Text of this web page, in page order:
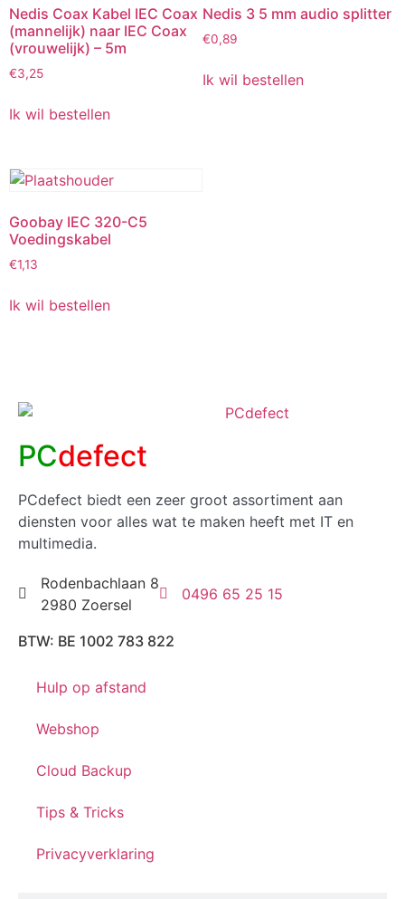
Nedis Coax Kabel IEC Coax
(mannelijk) naar IEC Coax
(vrouwelijk) – 5m
€3,25
Ik wil bestellen
Nedis 3 5 mm audio splitter
€0,89
Ik wil bestellen
Goobay IEC 320-C5
Voedingskabel
€1,13
Ik wil bestellen
PCdefect
PCdefect biedt een zeer groot assortiment aan
diensten voor alles wat te maken heeft met IT en
multimedia.
Rodenbachlaan 8
2980 Zoersel
0496 65 25 15
BTW: BE 1002 783 822
Hulp op afstand
Webshop
Cloud Backup
Tips & Tricks
Privacyverklaring